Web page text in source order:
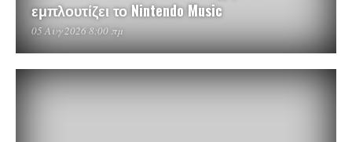
εμπλουτίζει το Nintendo Music
05 Αυγ 2026 8:00 πμ